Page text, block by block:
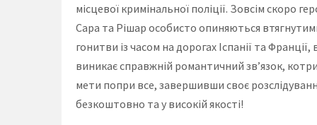
місцевої кримінальної поліції. Зовсім
Сара та Рішар особисто опиняються
гонитви із часом на дорогах Іспанії та
виникає справжній романтичний зв’язок,
мети попри все, завершивши своє
безкоштовно та у високій якості!